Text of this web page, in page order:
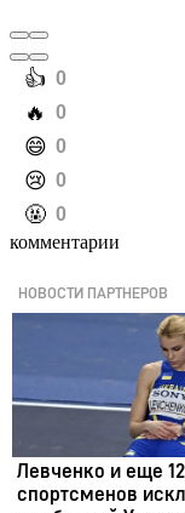
️👍 0
️🔥 0
️😄 0
️😢 0
️🤬 0
комментарии